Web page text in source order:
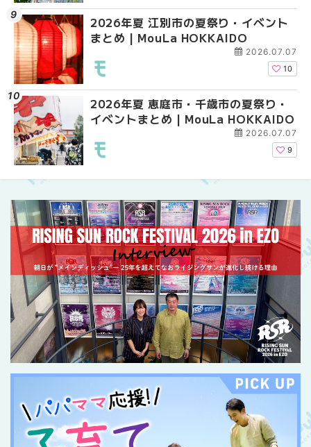
2026年夏 江別市の夏祭り・イベント
まとめ | MouLa HOKKAIDO
2026.07.07
10
2026年夏 恵庭市・千歳市の夏祭り・
イベントまとめ | MouLa HOKKAIDO
2026.07.07
9
2026年夏 札幌市南区
ントまとめ | MouLa
札幌の麻辣湯（マーラ
め専門店9選！本場の
新店まで徹底比較 |
2026年夏 札幌市南区
ントまとめ | MouLa
札幌の麻辣湯（マーラ
め専門店6選！本場の
新店まで徹底比較 |